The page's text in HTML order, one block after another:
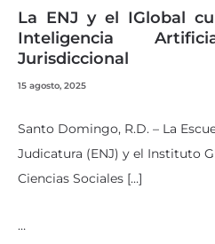
La ENJ y el IGlobal
Inteligencia
Jurisdiccional
15 agosto, 2025
Santo Domingo, R.D. – La
Judicatura (ENJ) y el Instituto
Ciencias Sociales […]
…